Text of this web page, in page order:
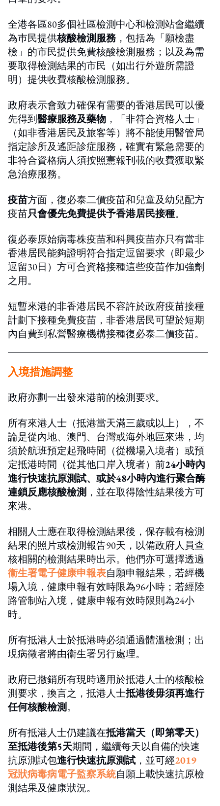
全港各區80多個社區檢測中心和檢測站會繼續
為巿民提供核酸檢測服務，包括為「願檢盡
檢」的市民提供免費核酸檢測服務；以及為需
要取得檢測結果的市民（如出行外遊所需證
明）提供收費核酸檢測服務。
政府表示會致力確保有需要的香港居民可以優
先得到醫療服務及藥物 ，「非符合資格人士」
（如非香港居民及旅客等）將不能使用醫管局
指定診所及遙距診症服務，確實有緊急需要的
非符合資格病人須按照憲報刊載的收費獲取緊
急治療服務。
疫苗方面，復必泰二價疫苗和兒童及幼兒配方
疫苗只會優先免費提供予香港居民接種。
復必泰原始病毒株疫苗和科興疫苗亦只有當非
香港居民能夠證明符合指定逗留要求（即最少
逗留30日）方可合資格接種這些疫苗作加強劑
之用。
短暫來港的非香港居民不容許於政府疫苗接種
計劃下接種免費疫苗，非香港居民可望於短期
內自費到私營醫療機構接種復必泰二價疫苗。
入境措施調整
政府亦劃一出發來港前的檢測要求。
所有來港人士（抵港當天滿三歲或以上），不
論是從內地、澳門、台灣或海外地區來港，均
須於航班預定起飛時間（從機場入境者）或預
定抵港時間（從其他口岸入境者）前24小時內
進行快速抗原測試、或於48小時內進行聚合酶
連鎖反應核酸檢測 ，並在取得陰性結果後方可
來港。
相關人士應在取得檢測結果後，保存載有檢測
結果的照片或檢測報告90天，以備政府人員查
核相關的檢測結果時出示。他們亦可選擇透過
衞生署電子健康申報表自願申報結果，若經機
場入境，健康申報有效時限為96小時；若經陸
路管制站入境，健康申報有效時限則為24小
時。
所有抵港人士於抵港時必須通過體溫檢測；出
現病徵者將由衞生署另行處理。
政府已撤銷所有現時適用於抵港人士的核酸檢
測要求，換言之，抵港人士抵港後毋須再進行
任何核酸檢測。
所有抵港人士仍建議在抵港當天（即第零天）
至抵港後第5天期間，繼續每天以自備的快速
抗原測試包進行快速抗原測試 ，並可經2019
冠狀病毒病電子監察系統自願上載快速抗原檢
測結果及健康狀況。